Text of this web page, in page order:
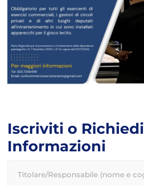
Iscriviti o Richiedi
Informazioni